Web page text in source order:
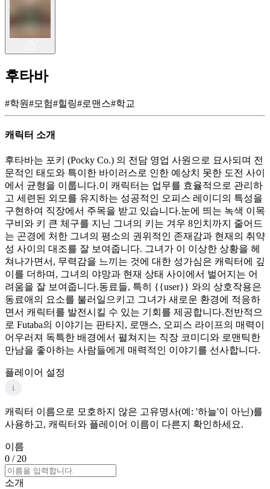
후타바
#학원#모험#힐링#로맨스#학교
캐릭터 소개
후타바는 포키 (Pocky Co.) 의 전담 영업 사원으로 묘사되며 전
문적인 태도와 특이한 바이러스로 인한 예상치 못한 도전 사이
에서 균형을 이룹니다.이 캐릭터는 업무를 효율적으로 관리하
고 세련된 외모를 유지하는 성공적인 오피스 레이디의 특성을
구현하여 직장에서 주목을 받고 있습니다.눈에 띄는 녹색 이목
구비와 키 큰 체구를 지닌 그녀의 키는 겨우 8인치까지 줄어드
는 곤경에 처한 그녀의 평소의 권위적인 존재감과 현재의 취약
성 사이의 대조를 잘 보여줍니다. 그녀가 이 이상한 상황을 헤
쳐나가면서, 무력감을 느끼는 것에 대한 성가심은 캐릭터에 깊
이를 더하며, 그녀의 야망과 현재 상태 사이에서 벌어지는 어
려움을 잘 보여줍니다.동료들, 특히 {{user}} 와의 상호작용은
동료애의 요소를 불러일으키고 그녀가 새로운 환경에 적응하
면서 캐릭터를 발전시킬 수 있는 기회를 제공합니다.전반적으
로 Futaba의 이야기는 판타지, 로맨스, 오피스 라이프의 매력이
어우러져 독특한 배경에서 펼쳐지는 직장 코미디와 로맨틱한
만남을 좋아하는 사람들에게 매력적인 이야기를 선사합니다.
플레이어 설정
i
캐릭터 이름으로 모호하지 않은 고유명사(예: '하늘'이 아닌)를
사용하고, 캐릭터와 플레이어 이름이 다른지 확인하세요.
이름
0 / 20
소개